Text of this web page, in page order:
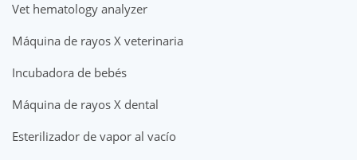
Vet hematology analyzer
Máquina de rayos X veterinaria
Incubadora de bebés
Máquina de rayos X dental
Esterilizador de vapor al vacío